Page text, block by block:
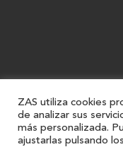
ZAS utiliza cookies
de analizar sus
más personalizada.
ajustarlas pulsando